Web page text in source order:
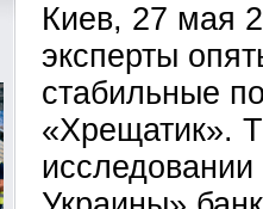
Киев, 27 мая
эксперты
стабильные
«Хрещатик».